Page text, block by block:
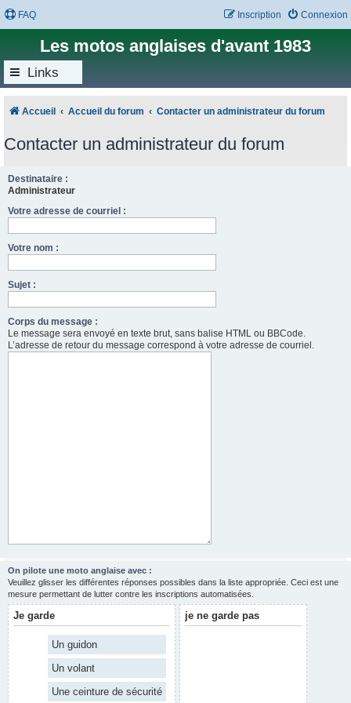
FAQ Connexion
Inscription
Les motos anglaises d'avant 1983
Links
Accueil Accueil du forum Contacter un administrateur du forum
Contacter un administrateur du forum
Destinataire :
Administrateur
Votre adresse de courriel :
Votre nom :
Sujet :
Corps du message :
Le message sera envoyé en texte brut, sans balise HTML ou BBCode.
L’adresse de retour du message correspond à votre adresse de courriel.
On pilote une moto anglaise avec :
Veuillez glisser les différentes réponses possibles dans la liste appropriée. Ceci est une
mesure permettant de lutter contre les inscriptions automatisées.
Je garde
Un guidon
Un volant
Une ceinture de sécurité
je ne garde pas